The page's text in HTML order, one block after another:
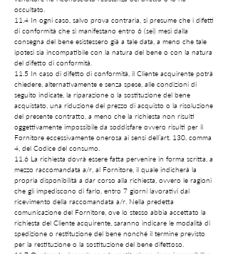
occultato.
11.4 In ogni caso, salvo prova contraria, si presume che i difetti
di conformità che si manifestano entro 6 (sei) mesi dalla
consegna del bene esistessero già a tale data, a meno che tale
ipotesi sia incompatibile con la natura del bene o con la natura
del difetto di conformità.
11.5 In caso di difetto di conformità, il Cliente acquirente potrà
chiedere, alternativamente e senza spese, alle condizioni di
seguito indicate, la riparazione o la sostituzione del bene
acquistato, una riduzione del prezzo di acquisto o la risoluzione
del presente contratto, a meno che la richiesta non risulti
oggettivamente impossibile da soddisfare ovvero risulti per il
Fornitore eccessivamente onerosa ai sensi dell’art. 130, comma
4, del Codice del consumo.
11.6 La richiesta dovrà essere fatta pervenire in forma scritta, a
mezzo raccomandata a/r, al Fornitore, il quale indicherà la
propria disponibilità a dar corso alla richiesta, ovvero le ragioni
che gli impediscono di farlo, entro 7 giorni lavorativi dal
ricevimento della raccomandata a/r. Nella predetta
comunicazione del Fornitore, ove lo stesso abbia accettato la
richiesta del Cliente acquirente, saranno indicare le modalità di
spedizione o restituzione del bene nonché il termine previsto
per la restituzione o la sostituzione del bene difettoso.